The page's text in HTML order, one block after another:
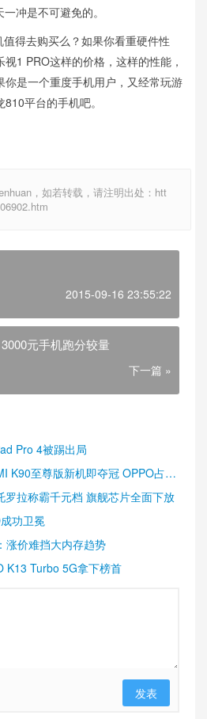
冲是不可避免的。
得去购买么？如果你看重硬件性
1 PRO这样的价格，这样的性能，
是一个重度手机用户，又经常玩游
平台的手机吧。
，如若转载，请注明出处：htt
2015-09-16 23:55:22
元手机跑分较量
下一篇 »
Pro 4被踢出局
K90至尊版新机即夺冠 OPPO占据
罗拉称霸千元档 旗舰芯片全面下放
功卫冕
涨价难挡大内存趋势
K13 Turbo 5G拿下榜首
发表